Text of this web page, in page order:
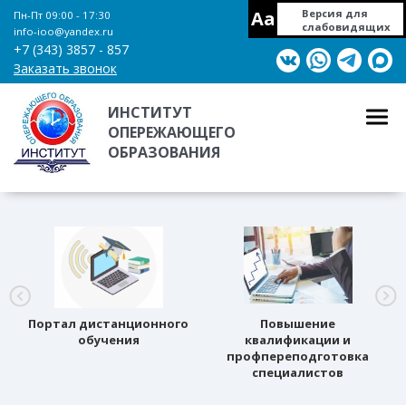
Пн-Пт 09:00 - 17:30
info-ioo@yandex.ru
+7 (343) 3857 - 857
Заказать звонок
Aa
Версия для
слабовидящих
ИНСТИТУТ
ОПЕРЕЖАЮЩЕГО
ОБРАЗОВАНИЯ
Портал дистанционного
обучения
Повышение
квалификации и
профпереподготовка
специалистов